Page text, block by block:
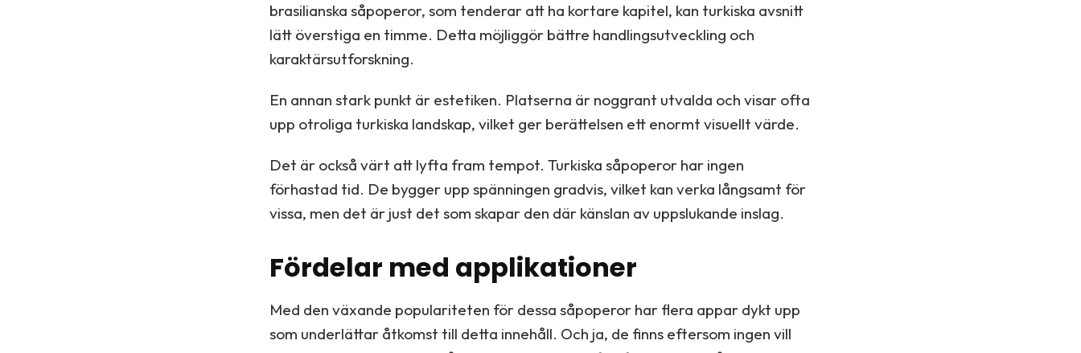
brasilianska såpoperor, som tenderar att ha kortare kapitel, kan turkiska avsnitt
lätt överstiga en timme. Detta möjliggör bättre handlingsutveckling och
karaktärsutforskning.
En annan stark punkt är estetiken. Platserna är noggrant utvalda och visar ofta
upp otroliga turkiska landskap, vilket ger berättelsen ett enormt visuellt värde.
Det är också värt att lyfta fram tempot. Turkiska såpoperor har ingen
förhastad tid. De bygger upp spänningen gradvis, vilket kan verka långsamt för
vissa, men det är just det som skapar den där känslan av uppslukande inslag.
Fördelar med applikationer
Med den växande populariteten för dessa såpoperor har flera appar dykt upp
som underlättar åtkomst till detta innehåll. Och ja, de finns eftersom ingen vill